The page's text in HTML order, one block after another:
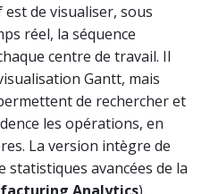
est de visualiser, sous
réel, la séquence
centre de travail. Il
Gantt, mais
de rechercher et
les opérations, en
La version intègre de
statistiques avancées de la